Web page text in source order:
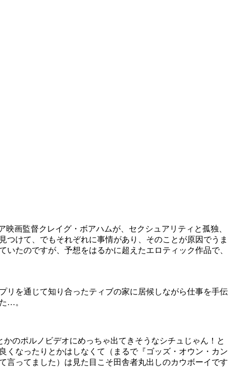
画監督クレイグ・ボアハムが、セクシュアリティと孤独、
けて、でもそれぞれに事情があり、そのことが原因でうま
たのですが、予想をはるかに超えたエロティック作品で、
リを通じて知り合ったティブの家に居候しながら仕事を手伝
…。
のポルノビデオにめっちゃ出てきそうなシチュじゃん！と
くなったりとかはしなくて（まるで『ゴッズ・オウン・カン
言ってました）は見た目こそ田舎者丸出しのカウボーイです